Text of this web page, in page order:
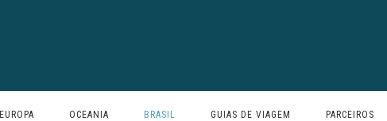
EUROPA OCEANIA BRASIL GUIAS DE VIAGEM PARCEIROS